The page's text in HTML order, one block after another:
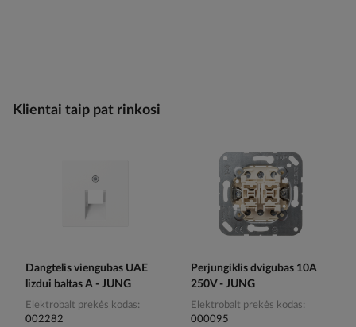
Klientai taip pat rinkosi
Dangtelis viengubas UAE
lizdui baltas A - JUNG
Elektrobalt prekės kodas
002282
Perjungiklis dvigubas 10A
250V - JUNG
Elektrobalt prekės kodas
000095